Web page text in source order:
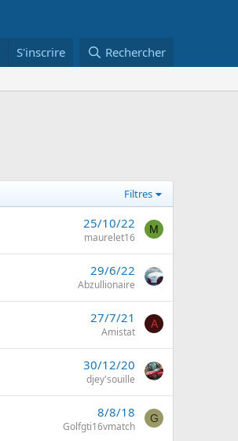
S'inscrire Rechercher
Filtres
25/10/22
maurelet16
M
29/6/22
Abzullionaire
27/7/21
Amistat
A
30/12/20
djey'souille
8/8/18
Golfgti16vmatch
G